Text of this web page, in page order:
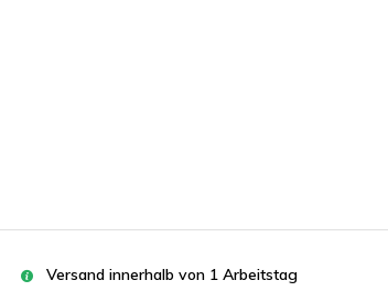
Versand innerhalb von 1 Arbeitstag